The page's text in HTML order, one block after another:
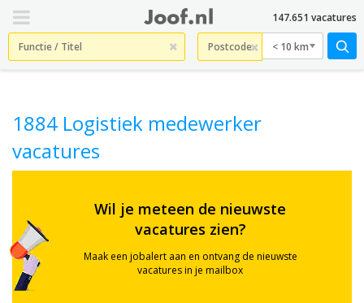
< 10 km
147.651 vacatures
1884 Logistiek medewerker
vacatures
actuele
Logistiek
medewerker
vacatures
in
Wil je meteen de nieuwste
vacatures zien?
Maak een jobalert aan en ontvang de nieuwste
vacatures in je mailbox